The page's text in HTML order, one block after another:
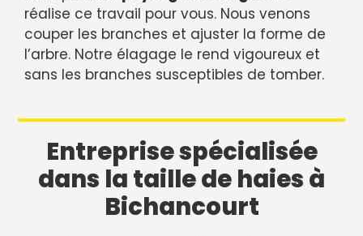
réalise ce travail pour vous. Nous venons
couper les branches et ajuster la forme de
l’arbre. Notre élagage le rend vigoureux et
sans les branches susceptibles de tomber.
Entreprise spécialisée
dans la taille de haies à
Bichancourt